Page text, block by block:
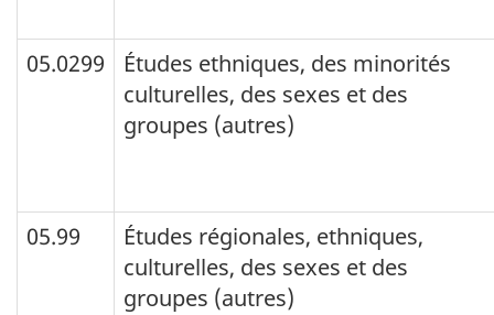
2000(figurant
comme
colonne).
05.0299
Études ethniques, des minorités
culturelles, des sexes et des
groupes (autres)
05.99
Études régionales, ethniques,
culturelles, des sexes et des
groupes (autres)